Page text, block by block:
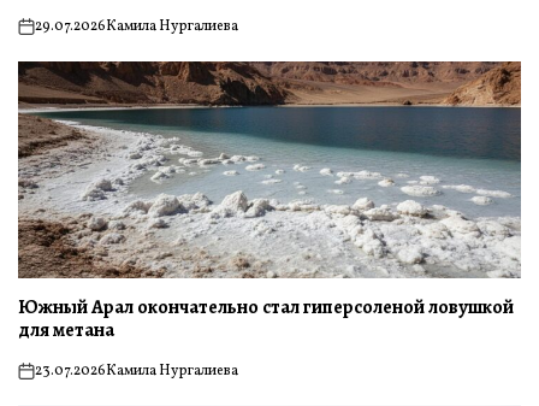
on29.07.2026Камила Нургалиева
Южный Арал окончательно стал гиперсоленой ловушкой
для метана
on23.07.2026Камила Нургалиева